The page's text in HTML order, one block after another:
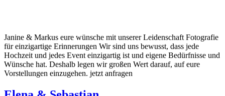
Janine & Markus eure wünsche mit unserer Leidenschaft Fotografie
für einzigartige Erinnerungen Wir sind uns bewusst, dass jede
Hochzeit und jedes Event einzigartig ist und eigene Bedürfnisse und
Wünsche hat. Deshalb legen wir großen Wert darauf, auf eure
Vorstellungen einzugehen. jetzt anfragen